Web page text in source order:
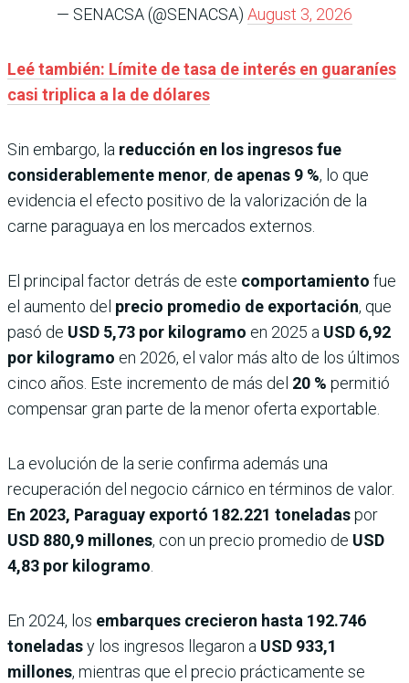
— SENACSA (@SENACSA) August 3, 2026
Leé también: Límite de tasa de interés en guaraníes
casi triplica a la de dólares
Sin embargo, la reducción en los ingresos fue
considerablemente menor, de apenas 9 %, lo que
evidencia el efecto positivo de la valorización de la
carne paraguaya en los mercados externos.
El principal factor detrás de este comportamiento fue
el aumento del precio promedio de exportación, que
pasó de USD 5,73 por kilogramo en 2025 a USD 6,92
por kilogramo en 2026, el valor más alto de los últimos
cinco años. Este incremento de más del 20 % permitió
compensar gran parte de la menor oferta exportable.
La evolución de la serie confirma además una
recuperación del negocio cárnico en términos de valor.
En 2023, Paraguay exportó 182.221 toneladaspor
USD 880,9 millones, con un precio promedio de USD
4,83 por kilogramo.
En 2024, los embarques crecieron hasta 192.746
toneladasy los ingresos llegaron a USD 933,1
millones, mientras que el precio prácticamente se